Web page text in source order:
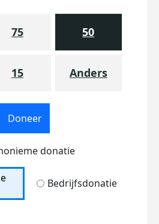
75 50
15 Anders
Doneer
donatie
Bedrijfsdonatie